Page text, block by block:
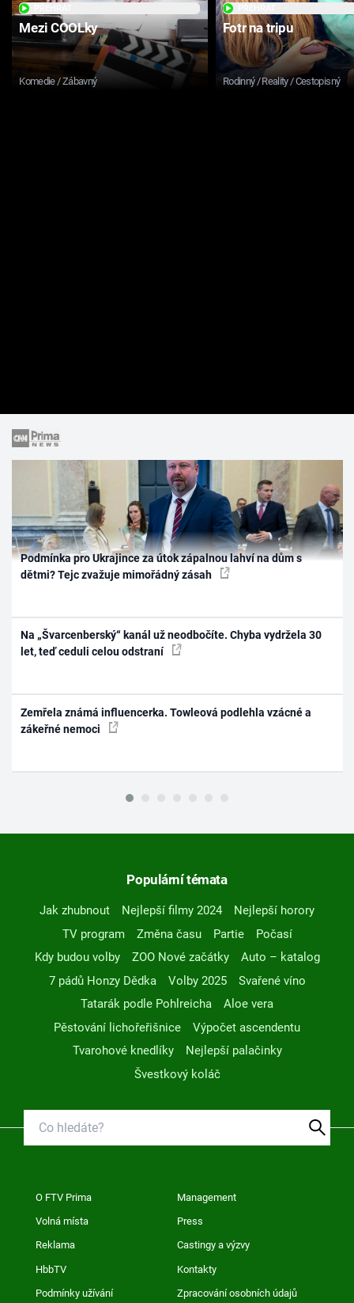
Mezi COOLky
Komedie / Zábavný
Fotr na tripu
Rodinný / Reality / Cestopisný
Podmínka pro Ukrajince za útok zápalnou lahví na dům s
dětmi? Tejc zvažuje mimořádný zásah
Na „Švarcenberský“ kanál už neodbočíte. Chyba vydržela 30
let, teď ceduli celou odstraní
Zemřela známá influencerka. Towleová podlehla vzácné a
zákeřné nemoci
Populární témata
Jak zhubnout Nejlepší filmy 2024
Nejlepší horory
TV program
Změna času Partie
Počasí
Kdy budou volby
ZOO Nové začátky
Auto – katalog
7 pádů Honzy Dědka
Volby 2025
Svařené víno
Tatarák podle Pohlreicha
Aloe vera
Pěstování lichořeřišnice
Výpočet ascendentu
Tvarohové knedlíky
Nejlepší palačinky
Švestkový koláč
O FTV Prima Management
Volná místa Press
Reklama Castingy a výzvy
HbbTV Kontakty
Podmínky užívání Zpracování osobních údajů